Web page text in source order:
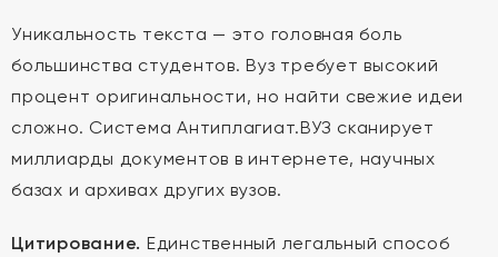
Уникальность текста — это головная боль
большинства студентов. Вуз требует высокий
процент оригинальности, но найти свежие идеи
сложно. Система Антиплагиат.ВУЗ сканирует
миллиарды документов в интернете, научных
базах и архивах других вузов.
Цитирование. Единственный легальный способ